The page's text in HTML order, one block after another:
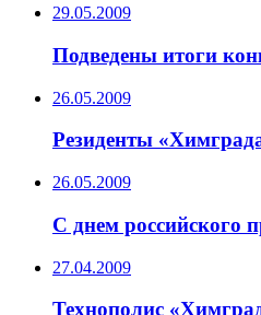
29.05.2009
Подведены итоги
26.05.2009
Резиденты
26.05.2009
C днем российского
27.04.2009
Технополис